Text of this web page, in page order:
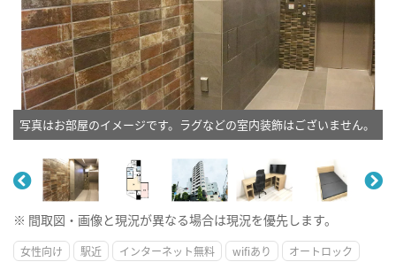
写真はお部屋のイメージです。ラグなどの室内装飾はございません。
※ 間取図・画像と現況が異なる場合は現況を優先します。
女性向け 駅近 インターネット無料 wifiあり
オートロック